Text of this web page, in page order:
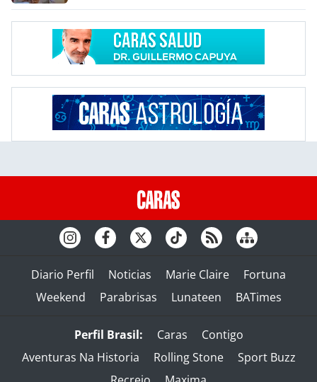
Diario Perfil Noticias Marie Claire
Fortuna
Weekend
Parabrisas Lunateen BATimes
Perfil Brasil: Caras
Contigo
Aventuras Na Historia
Rolling Stone
Sport Buzz